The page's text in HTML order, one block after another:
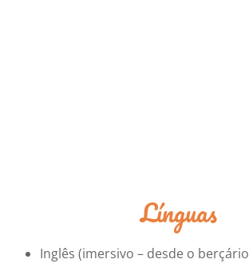
Línguas
Inglês (imersivo – desde o